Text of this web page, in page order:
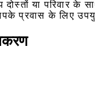
या परिवार के
प्रवास के लिए